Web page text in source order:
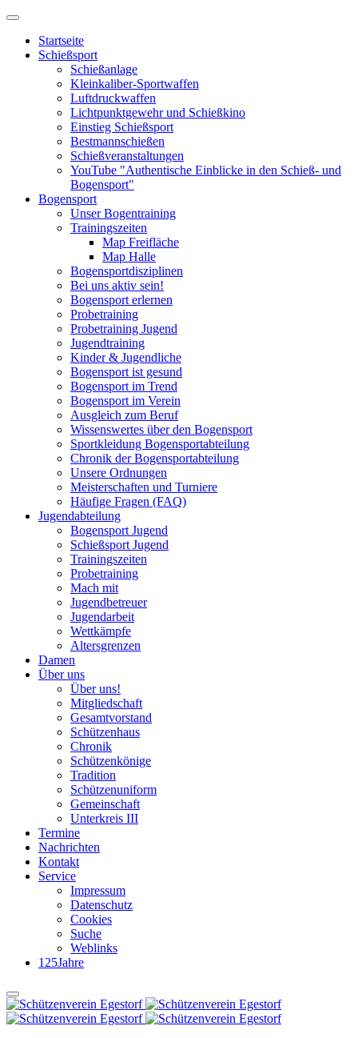
Startseite
Schießsport
Schießanlage
Kleinkaliber-Sportwaffen
Luftdruckwaffen
Lichtpunktgewehr und Schießkino
Einstieg Schießsport
Bestmannschießen
Schießveranstaltungen
YouTube "Authentische Einblicke in den Schieß- und
Bogensport"
Bogensport
Unser Bogentraining
Trainingszeiten
Map Freifläche
Map Halle
Bogensportdisziplinen
Bei uns aktiv sein!
Bogensport erlernen
Probetraining
Probetraining Jugend
Jugendtraining
Kinder & Jugendliche
Bogensport ist gesund
Bogensport im Trend
Bogensport im Verein
Ausgleich zum Beruf
Wissenswertes über den Bogensport
Sportkleidung Bogensportabteilung
Chronik der Bogensportabteilung
Unsere Ordnungen
Meisterschaften und Turniere
Häufige Fragen (FAQ)
Jugendabteilung
Bogensport Jugend
Schießsport Jugend
Trainingszeiten
Probetraining
Mach mit
Jugendbetreuer
Jugendarbeit
Wettkämpfe
Altersgrenzen
Damen
Über uns
Über uns!
Mitgliedschaft
Gesamtvorstand
Schützenhaus
Chronik
Schützenkönige
Tradition
Schützenuniform
Gemeinschaft
Unterkreis III
Termine
Nachrichten
Kontakt
Service
Impressum
Datenschutz
Cookies
Suche
Weblinks
125Jahre